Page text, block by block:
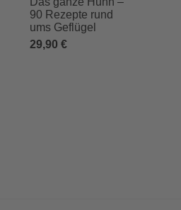
90 Rezepte rund
ums Geflügel
29,90 €